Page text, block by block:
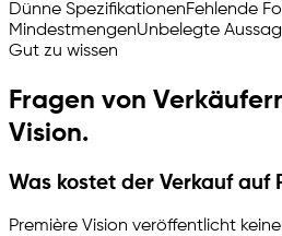
Dünne SpezifikationenFehlende
MindestmengenUnbelegte
Gut zu wissen
Fragen von
Vision.
Was kostet der Verkauf auf
Première Vision veröffentlicht